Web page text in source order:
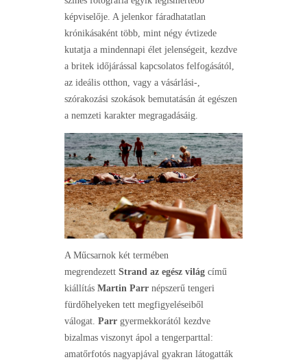
képviselője. A jelenkor fáradhatatlan
krónikásaként több, mint négy évtizede
kutatja a mindennapi élet jelenségeit, kezdve
a britek időjárással kapcsolatos felfogásától,
az ideális otthon, vagy a vásárlási-,
szórakozási szokások bemutatásán át egészen
a nemzeti karakter megragadásáig.
A Műcsarnok két termében
megrendezett Strand az egész világ című
kiállítás Martin Parr népszerű tengeri
fürdőhelyeken tett megfigyeléseiből
válogat. Parr gyermekkorától kezdve
bizalmas viszonyt ápol a tengerparttal:
amatőrfotós nagyapjával gyakran látogatták